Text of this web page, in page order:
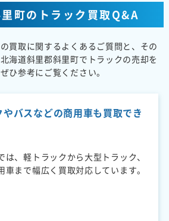
町のトラック買取Q&A
買取に関するよくあるご質問と、その
海道斜里郡斜里町でトラックの売却を
ひ参考にご覧ください。
バスなどの商用車も買取でき
は、軽トラックから大型トラック、
車まで幅広く買取対応しています。